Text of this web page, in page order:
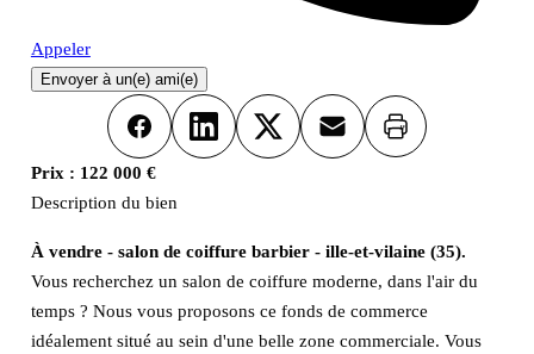
Appeler
Envoyer à un(e) ami(e)
FacebookLinkedInX Email Imprimer
Prix : 122 000 €
Description du bien
À vendre - salon de coiffure barbier - ille-et-vilaine (35).
Vous recherchez un salon de coiffure moderne, dans l'air du
temps ? Nous vous proposons ce fonds de commerce
idéalement situé au sein d'une belle zone commerciale. Vous